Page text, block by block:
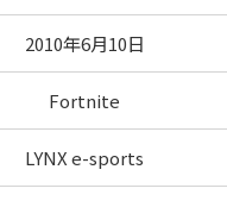
2010年6月10日
Fortnite
LYNX e-sports